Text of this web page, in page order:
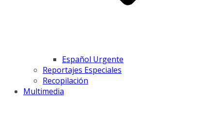
Español Urgente
Reportajes Especiales
Recopilación
Multimedia